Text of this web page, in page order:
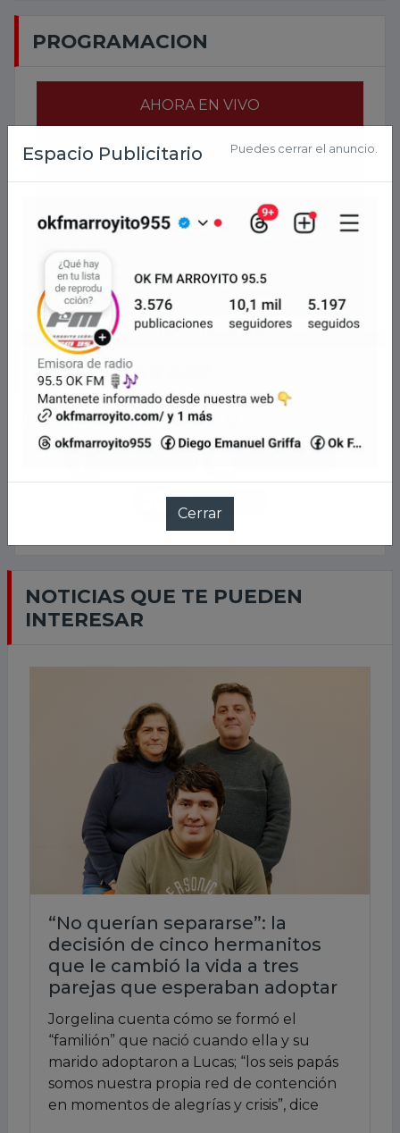
PROGRAMACION
AHORA EN VIVO
2026-
08-10 01:15:05
DESCARGAR APP
LLEVANOS EN TU CELU
NOTICIAS QUE TE PUEDEN
INTERESAR
“No querían separarse”: la
decisión de cinco hermanitos
que le cambió la vida a tres
parejas que esperaban adoptar
Jorgelina cuenta cómo se formó el
“familión” que nació cuando ella y su
marido adoptaron a Lucas; “los seis papás
somos nuestra propia red de contención
en momentos de alegrías y crisis”, dice